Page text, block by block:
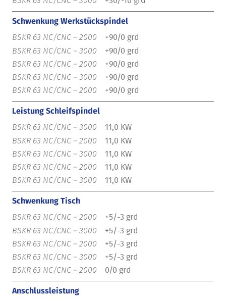
Schwenkung Werkstückspindel
+90/0 grd
+90/0 grd
+90/0 grd
+90/0 grd
+90/0 grd
Leistung Schleifspindel
11,0 KW
11,0 KW
11,0 KW
11,0 KW
11,0 KW
Schwenkung Tisch
+5/-3 grd
+5/-3 grd
+5/-3 grd
+5/-3 grd
0/0 grd
Anschlussleistung